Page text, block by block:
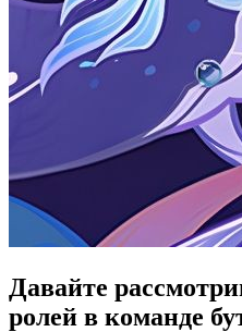
Давайте
ролей в команде